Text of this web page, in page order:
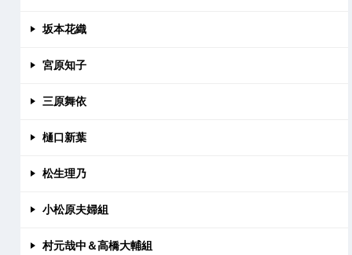
坂本花織
宮原知子
三原舞依
樋口新葉
松生理乃
小松原夫婦組
村元哉中＆高橋大輔組